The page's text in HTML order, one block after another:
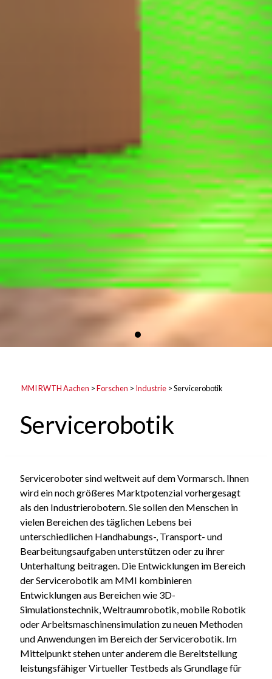
MMI RWTH Aachen >Forschen > Industrie>Servicerobotik
Servicerobotik
Serviceroboter sind weltweit auf dem Vormarsch. Ihnen
wird ein noch größeres Marktpotenzial vorhergesagt
als den Industrierobotern. Sie sollen den Menschen in
vielen Bereichen des täglichen Lebens bei
unterschiedlichen Handhabungs-, Transport- und
Bearbeitungsaufgaben unterstützen oder zu ihrer
Unterhaltung beitragen. Die Entwicklungen im Bereich
der Servicerobotik am MMI kombinieren
Entwicklungen aus Bereichen wie 3D-
Simulationstechnik, Weltraumrobotik, mobile Robotik
oder Arbeitsmaschinensimulation zu neuen Methoden
und Anwendungen im Bereich der Servicerobotik. Im
Mittelpunkt stehen unter anderem die Bereitstellung
leistungsfähiger Virtueller Testbeds als Grundlage für